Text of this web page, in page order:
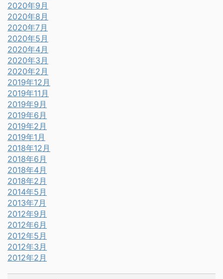
2020年9月
2020年8月
2020年7月
2020年5月
2020年4月
2020年3月
2020年2月
2019年12月
2019年11月
2019年9月
2019年6月
2019年2月
2019年1月
2018年12月
2018年6月
2018年4月
2018年2月
2014年5月
2013年7月
2012年9月
2012年6月
2012年5月
2012年3月
2012年2月